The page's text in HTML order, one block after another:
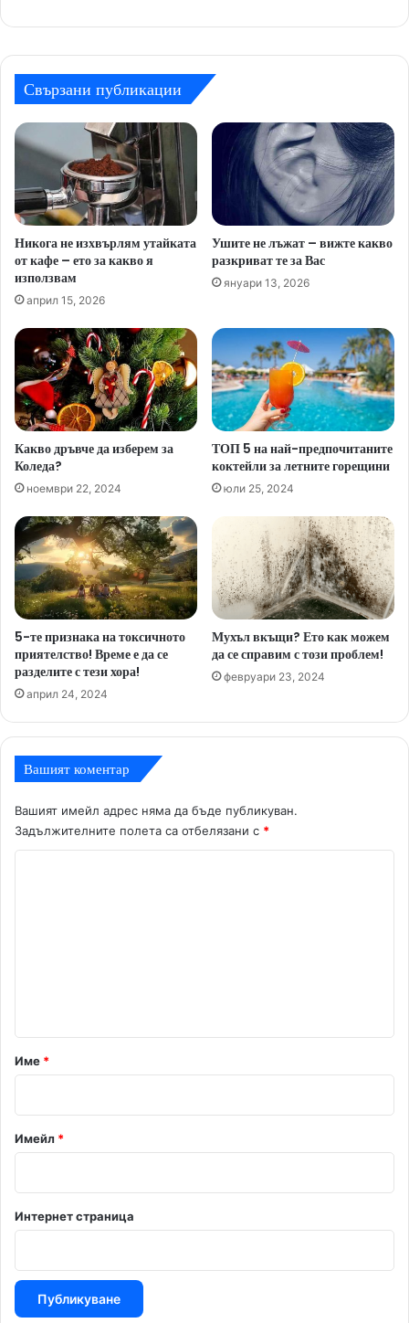
Свързани публикации
Никога не изхвърлям утайката
от кафе – ето за какво я
използвам
април 15, 2026
Ушите не лъжат – вижте какво
разкриват те за Вас
януари 13, 2026
Какво дръвче да изберем за
Коледа?
ноември 22, 2024
ТОП 5 на най-предпочитаните
коктейли за летните горещини
юли 25, 2024
5-те признака на токсичното
приятелство! Време е да се
разделите с тези хора!
април 24, 2024
Мухъл вкъщи? Ето как можем
да се справим с този проблем!
февруари 23, 2024
Вашият коментар
Вашият имейл адрес няма да бъде публикуван.
Задължителните полета са отбелязани с *
р
*
Име *
Имейл *
Интернет страница